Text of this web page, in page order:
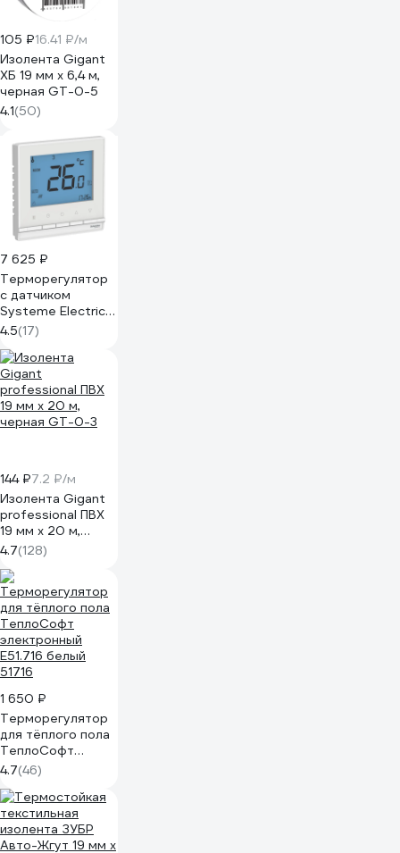
105 ₽16.41 ₽/м
Изолента Gigant
ХБ 19 мм х 6,4 м,
черная GT-0-5
4.1(50)
7 625 ₽
Терморегулятор
с датчиком
Systeme Electric
(Schneider
Electric)
AtlasDesign,
Белый, +5 до
+35C, 16 A
ATN000138
4.5(17)
144 ₽7.2 ₽/м
Изолента Gigant
professional ПВХ
19 мм х 20 м,
черная GT-0-3
4.7(128)
1 650 ₽
Терморегулятор
для тёплого пола
ТеплоСофт
электронный
E51.716 белый
51716
4.7(46)